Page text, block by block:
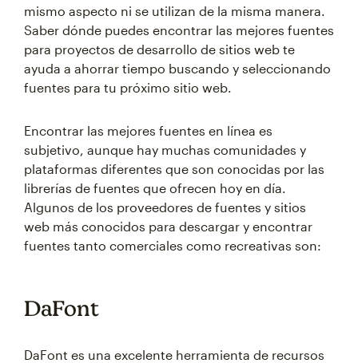
mismo aspecto ni se utilizan de la misma manera.
Saber dónde puedes encontrar las mejores fuentes
para proyectos de desarrollo de sitios web te
ayuda a ahorrar tiempo buscando y seleccionando
fuentes para tu próximo sitio web.
Encontrar las mejores fuentes en línea es
subjetivo, aunque hay muchas comunidades y
plataformas diferentes que son conocidas por las
librerías de fuentes que ofrecen hoy en día.
Algunos de los proveedores de fuentes y sitios
web más conocidos para descargar y encontrar
fuentes tanto comerciales como recreativas son:
DaFont
DaFont es una excelente herramienta de recursos